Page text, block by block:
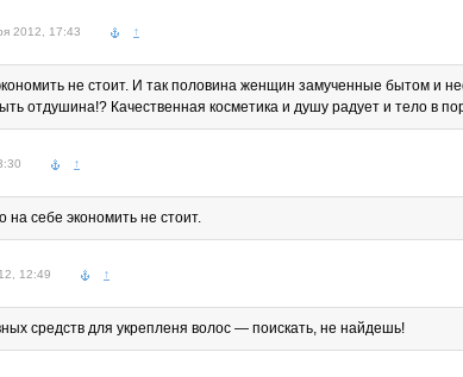
2012, 17:43 ↑
не стоит. И так половина женщин замученные бытом и
отдушина!? Качественная косметика и душу радует и тело в
↑
на себе экономить не стоит.
12:49 ↑
средств для укрепленя волос — поискать, не найдешь!